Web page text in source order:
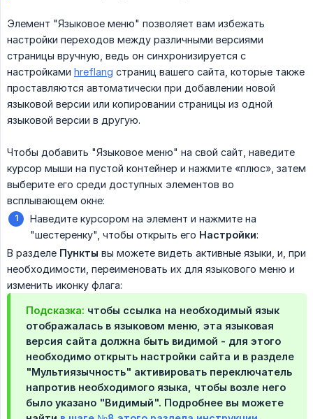
Элемент "Языковое меню" позволяет вам избежать
настройки переходов между различными версиями
страницы вручную, ведь он синхронизируется с
настройками hreflang страниц вашего сайта, которые также
проставляются автоматически при добавлении новой
языковой версии или копировании страницы из одной
языковой версии в другую.
Чтобы добавить "Языковое меню" на свой сайт, наведите
курсор мыши на пустой контейнер и нажмите «плюс», затем
выберите его среди доступных элементов во
всплывающем окне:
Наведите курсором на элемент и нажмите на
"шестеренку", чтобы открыть его Настройки:
В разделе Пункты вы можете видеть активные языки, и, при
необходимости, переименовать их для языкового меню и
изменить иконку флага:
Подсказка: чтобы ссылка на необходимый язык
отображалась в языковом меню, эта языковая
версия сайта должна быть видимой - для этого
необходимо открыть настройки сайта и в разделе
"Мультиязычность" активировать переключатель
напротив необходимого языка, чтобы возле него
было указано "Видимый". Подробнее вы можете